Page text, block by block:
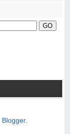
Blogger.